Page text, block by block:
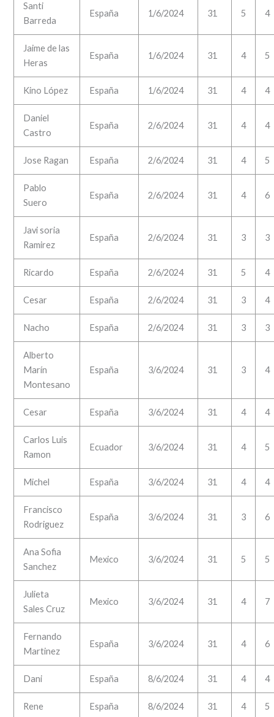
Santi
Barreda
España 1/6/2024 31 5 4
Jaime de las
Heras
España 1/6/2024 31 4 5
Kino López España 1/6/2024 31 4 4
Daniel
Castro
España 2/6/2024 31 4 4
Jose Ragan España 2/6/2024 31 4 5
Pablo
Suero
España 2/6/2024 31 4 6
Javi soria
Ramirez
España 2/6/2024 31 3 3
Ricardo España 2/6/2024 31 5 4
Cesar España 2/6/2024 31 3 4
Nacho España 2/6/2024 31 3 3
Alberto
Marín
Montesano
España 3/6/2024 31 3 4
Cesar España 3/6/2024 31 4 4
Carlos Luis
Ramon
Ecuador 3/6/2024 31 4 5
Michel España 3/6/2024 31 4 4
Francisco
Rodriguez
España 3/6/2024 31 3 6
Ana Sofia
Sanchez
Mexico 3/6/2024 31 5 5
Julieta
Sales Cruz
Mexico 3/6/2024 31 4 7
Fernando
Martinez
España 3/6/2024 31 4 6
Dani España 8/6/2024 31 4 4
Rene España 8/6/2024 31 4 5